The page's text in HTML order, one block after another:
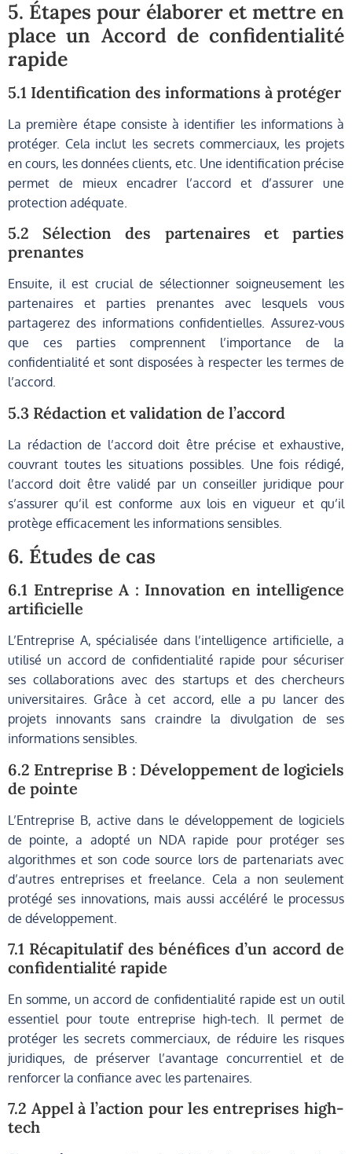
5. Étapes pour élaborer et mettre en
place un Accord de confidentialité
rapide
5.1 Identification des informations à protéger
La première étape consiste à identifier les informations à
protéger. Cela inclut les secrets commerciaux, les projets
en cours, les données clients, etc. Une identification précise
permet de mieux encadrer l’accord et d’assurer une
protection adéquate.
5.2 Sélection des partenaires et parties
prenantes
Ensuite, il est crucial de sélectionner soigneusement les
partenaires et parties prenantes avec lesquels vous
partagerez des informations confidentielles. Assurez-vous
que ces parties comprennent l’importance de la
confidentialité et sont disposées à respecter les termes de
l’accord.
5.3 Rédaction et validation de l’accord
La rédaction de l’accord doit être précise et exhaustive,
couvrant toutes les situations possibles. Une fois rédigé,
l’accord doit être validé par un conseiller juridique pour
s’assurer qu’il est conforme aux lois en vigueur et qu’il
protège efficacement les informations sensibles.
6. Études de cas
6.1 Entreprise A : Innovation en intelligence
artificielle
L’Entreprise A, spécialisée dans l’intelligence artificielle, a
utilisé un accord de confidentialité rapide pour sécuriser
ses collaborations avec des startups et des chercheurs
universitaires. Grâce à cet accord, elle a pu lancer des
projets innovants sans craindre la divulgation de ses
informations sensibles.
6.2 Entreprise B : Développement de logiciels
de pointe
L’Entreprise B, active dans le développement de logiciels
de pointe, a adopté un NDA rapide pour protéger ses
algorithmes et son code source lors de partenariats avec
d’autres entreprises et freelance. Cela a non seulement
protégé ses innovations, mais aussi accéléré le processus
de développement.
7.1 Récapitulatif des bénéfices d’un accord de
confidentialité rapide
En somme, un accord de confidentialité rapide est un outil
essentiel pour toute entreprise high-tech. Il permet de
protéger les secrets commerciaux, de réduire les risques
juridiques, de préserver l’avantage concurrentiel et de
renforcer la confiance avec les partenaires.
7.2 Appel à l’action pour les entreprises high-
tech